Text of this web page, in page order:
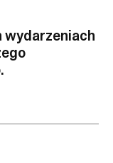
wydarzeniach